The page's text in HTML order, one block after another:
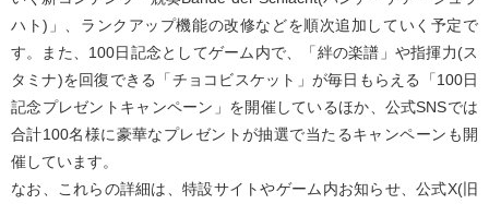
ハト)」、ランクアップ機能の改修などを順次追加していく予定で
す。また、100日記念としてゲーム内で、「絆の楽譜」や指揮力(ス
タミナ)を回復できる「チョコビスケット」が毎日もらえる「100日
記念プレゼントキャンペーン」を開催しているほか、公式SNSでは
合計100名様に豪華なプレゼントが抽選で当たるキャンペーンも開
催しています。
なお、これらの詳細は、特設サイトやゲーム内お知らせ、公式X(旧